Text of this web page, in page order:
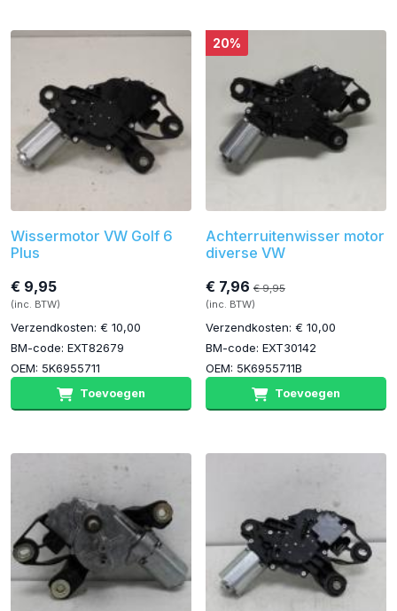
Wissermotor VW Golf 6
Plus
€ 9,95
(inc. BTW)
Verzendkosten: € 10,00
BM-code: EXT82679
OEM: 5K6955711
Toevoegen
20%
Achterruitenwisser motor
diverse VW
€ 7,96 € 9,95
(inc. BTW)
Verzendkosten: € 10,00
BM-code: EXT30142
OEM: 5K6955711B
Toevoegen